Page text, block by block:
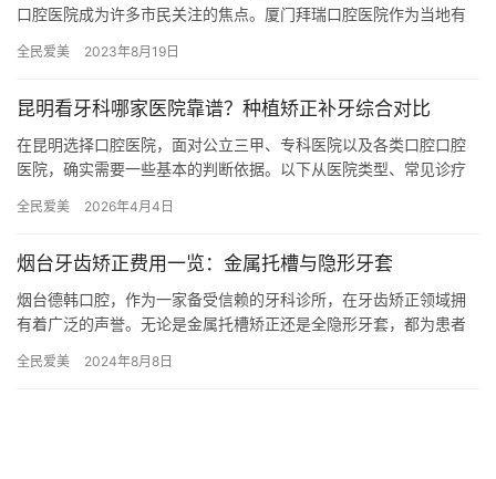
口腔医院成为许多市民关注的焦点。厦门拜瑞口腔医院作为当地有
的信赖…
全民爱美 2023年8月19日
昆明看牙科哪家医院靠谱？种植矫正补牙综合对比
在昆明选择口腔医院，面对公立三甲、专科医院以及各类口腔口腔
医院，确实需要一些基本的判断依据。以下从医院类型、常见诊疗
看…
全民爱美 2026年4月4日
烟台牙齿矫正费用一览：金属托槽与隐形牙套
烟台德韩口腔，作为一家备受信赖的牙科诊所，在牙齿矫正领域拥
有着广泛的声誉。无论是金属托槽矫正还是全隐形牙套，都为患者
至关重…
全民爱美 2024年8月8日